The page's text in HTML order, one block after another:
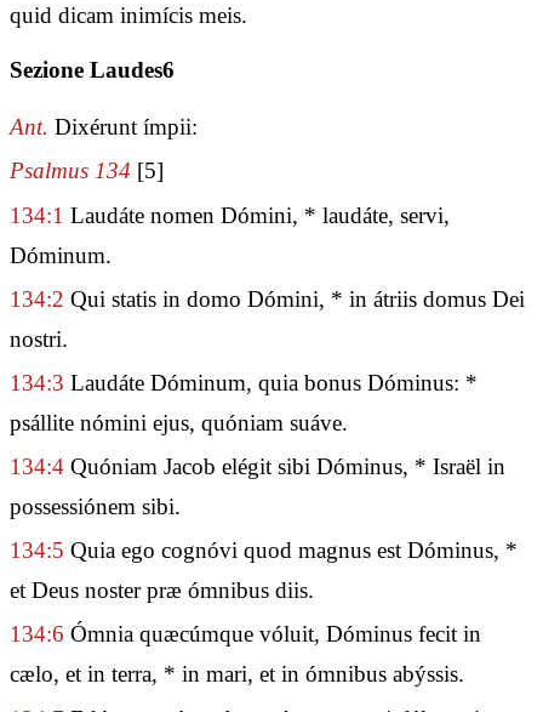
quid dicam inimícis meis.
Sezione Laudes6
Ant. Dixérunt ímpii:
Psalmus 134 [5]
134:1 Laudáte nomen Dómini, * laudáte, servi,
Dóminum.
134:2 Qui statis in domo Dómini, * in átriis domus Dei
nostri.
134:3 Laudáte Dóminum, quia bonus Dóminus: *
psállite nómini ejus, quóniam suáve.
134:4 Quóniam Jacob elégit sibi Dóminus, * Israël in
possessiónem sibi.
134:5 Quia ego cognóvi quod magnus est Dóminus, *
et Deus noster præ ómnibus diis.
134:6 Ómnia quæcúmque vóluit, Dóminus fecit in
cælo, et in terra, * in mari, et in ómnibus abýssis.